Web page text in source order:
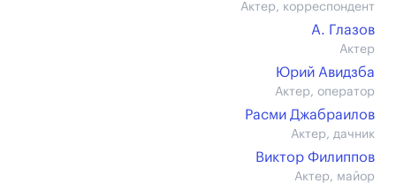
Актер, корреспондент
А. Глазов
Актер
Юрий Авидзба
Актер, оператор
Расми Джабраилов
Актер, дачник
Виктор Филиппов
Актер, майор